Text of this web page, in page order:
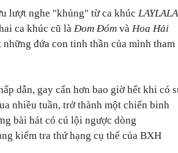
lượt nghe "khủng" từ ca khúc
ca khúc cũ là
Đom Đóm và
đứa con tinh thần của mình tham
dẫn, gay cấn hơn bao giờ hết khi có sự
nhiều tuần, trở thành một chiến binh
bài hát có cú lội ngược dòng
kiểm tra thứ hạng cụ thể của BXH